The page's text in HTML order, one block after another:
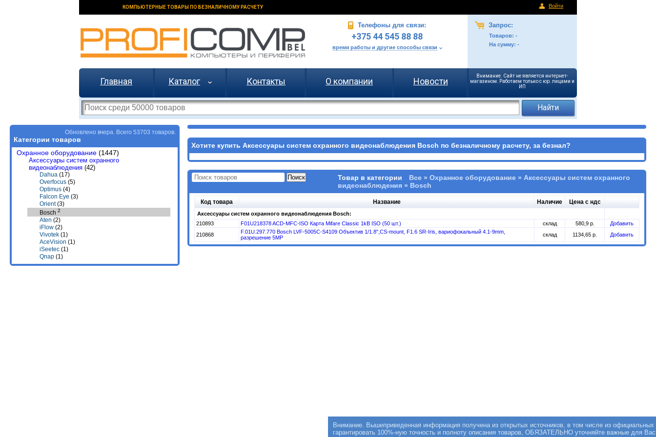
КОМПЬЮТЕРНЫЕ ТОВАРЫ ПО БЕЗНАЛИЧНОМУ РАСЧЕТУ Войти
Телефоны для связи:
+375 44 545 88 88
время работы и другие способы связи
Запрос:
Товаров: -
На сумму: -
Главная Каталог Контакты О компании Новости
Внимание. Сайт не является интернет-
магазином. Работаем только с юр. лицами и
ИП
Обновлено вчера. Всего 53703 товаров.
Категории товаров
Охранное оборудование (1447)
Аксессуары систем охранного
видеонаблюдения (42)
Dahua (17)
Overfocus (5)
Optimus (4)
Falcon Eye (3)
Orient(3)
Bosch 2
Aten (2)
iFlow (2)
Vivotek (1)
AceVision (1)
iSeetec (1)
Qnap (1)
Хотите купить Аксессуары систем охранного видеонаблюдения Bosch по безналичному расчету, за безнал?
Товар в категории
Все » Охранное оборудование » Аксессуары систем охранного
видеонаблюдения » Bosch
Код товара Название Наличие Цена с ндс
Аксессуары систем охранного видеонаблюдения Bosch:
210893
F01U218378 ACD-MFC-ISO Карта Mifare Classic 1kB ISO (50 шт.) склад 580,9 р.
Добавить
210868
F.01U.297.770 Bosch LVF-5005C-S4109 Объектив 1/1.8",CS-mount, F1.6 SR-Iris, вариофокальный 4.1-9mm,
разрешение 5MP
склад 1134,65 р. Добавить
Внимание. Вышеприведенная информация получена из открытых источников, в том числе из
гарантировать 100%-ную точность и полноту описания товаров, ОБЯЗАТЕЛЬНО уточняйте важные для